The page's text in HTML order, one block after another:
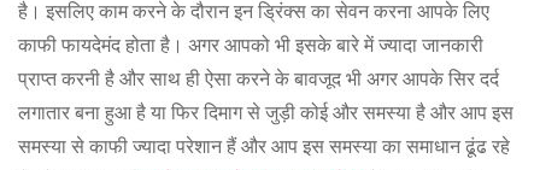
है। इसलिए काम करने के दौरान इन ड्रिंक्स का सेवन करना आपके लिए
काफी फायदेमंद होता है। अगर आपको भी इसके बारे में ज्यादा जानकारी
प्राप्त करनी है और साथ ही ऐसा करने के बावजूद भी अगर आपके सिर दर्द
लगातार बना हुआ है या फिर दिमाग से जुड़ी कोई और समस्या है और आप इस
समस्या से काफी ज्यादा परेशान हैं और आप इस समस्या का समाधान ढूंढ रहे